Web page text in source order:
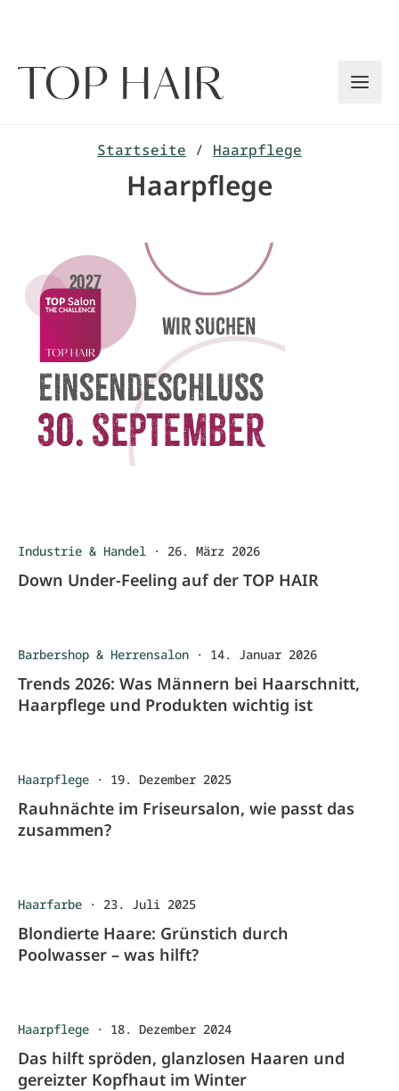
Startseite / Haarpflege
Haarpflege
Industrie & Handel · 26. März 2026
Down Under-Feeling auf der TOP HAIR
Barbershop & Herrensalon · 14. Januar 2026
Trends 2026: Was Männern bei Haarschnitt,
Haarpflege und Produkten wichtig ist
Haarpflege · 19. Dezember 2025
Rauhnächte im Friseursalon, wie passt das
zusammen?
Haarfarbe · 23. Juli 2025
Blondierte Haare: Grünstich durch
Poolwasser – was hilft?
Haarpflege · 18. Dezember 2024
Das hilft spröden, glanzlosen Haaren und
gereizter Kopfhaut im Winter